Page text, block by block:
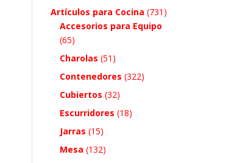
Artículos para Cocina (731)
Accesorios para Equipo
(65)
Charolas (51)
Contenedores (322)
Cubiertos (32)
Escurridores (18)
Jarras (15)
Mesa (132)